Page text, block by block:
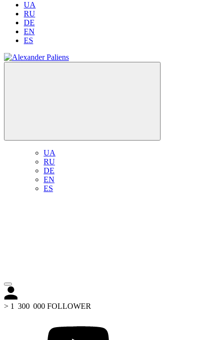
UA
RU
DE
EN
ES
UA
RU
DE
EN
ES
> 1 300 000 FOLLOWER